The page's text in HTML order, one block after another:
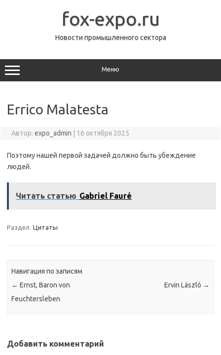
fox-expo.ru
Новости промышленного сектора
Меню
Errico Malatesta
Автор: expo_admin 16 октября 2025
Поэтому нашей первой задачей должно быть убеждение
людей.
Читать статью Gabriel Fauré
Раздел: Цитаты
Навигация по записям
← Ernst, Baron von
Feuchtersleben
Ervin László →
Добавить комментарий